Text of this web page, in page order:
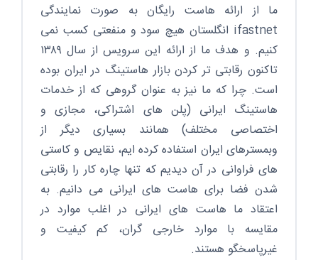
سایت
ساز
رایگان
و
ساخت
وبلاگ
پارسه
استفاده
کنید.
ما از ارائه هاست رایگان به صورت نمایندگی
ifastnet انگلستان هیچ سود و منفعتی کسب نمی
کنیم. و هدف ما از ارائه این سرویس از سال ۱۳۸۹
تاکنون رقابتی تر کردن بازار هاستینگ در ایران بوده
است. چرا که ما نیز به عنوان گروهی که از خدمات
هاستینگ ایرانی (پلن های اشتراکی، مجازی و
اختصاصی مختلف) همانند بسیاری دیگر از
وبمسترهای ایران استفاده کرده ایم، نقایص و کاستی
های فراوانی در آن دیدیم که تنها چاره کار را رقابتی
شدن فضا برای هاست های ایرانی می دانیم. به
اعتقاد ما هاست های ایرانی در اغلب موارد در
مقایسه با موارد خارجی گران، کم کیفیت و
غیرپاسخگو هستند.